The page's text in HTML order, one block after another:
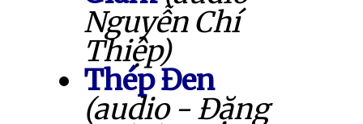
Nguyễn Chí
Thiệp)
Thép Đen
(audio - Đặng